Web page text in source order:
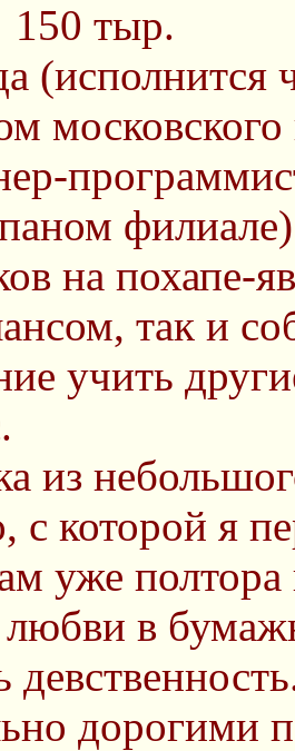
150 тыр.
(исполнится
московского
на похапе-
так и
учить
из
с которой я
уже полтора
в
дорогими